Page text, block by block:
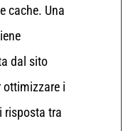
cache. Una
dal sito
ottimizzare i
risposta tra